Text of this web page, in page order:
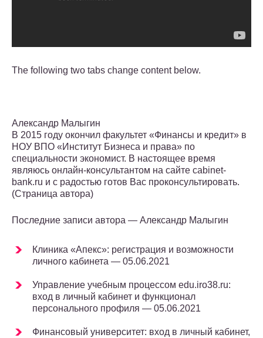
The following two tabs change content below.
Александр Малыгин
В 2015 году окончил факультет «Финансы и кредит» в
НОУ ВПО «Институт Бизнеса и права» по
специальности экономист. В настоящее время
являюсь онлайн-консультантом на сайте cabinet-
bank.ru и с радостью готов Вас проконсультировать.
(Страница автора)
Последние записи автора — Александр Малыгин
Клиника «Апекс»: регистрация и возможности
личного кабинета — 05.06.2021
Управление учебным процессом edu.iro38.ru:
вход в личный кабинет и функционал
персонального профиля — 05.06.2021
Финансовый университет: вход в личный кабинет,